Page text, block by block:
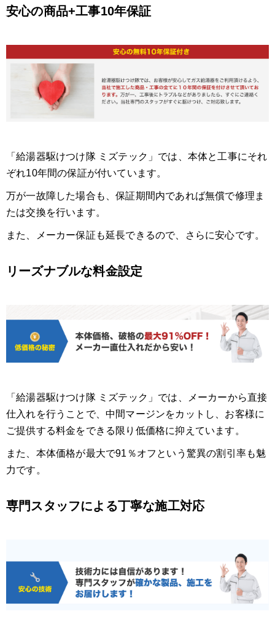
安心の商品+工事10年保証
「給湯器駆けつけ隊 ミズテック」では、本体と工事にそれ
ぞれ10年間の保証が付いています。
万が一故障した場合も、保証期間内であれば無償で修理ま
たは交換を行います。
また、メーカー保証も延長できるので、さらに安心です。
リーズナブルな料金設定
「給湯器駆けつけ隊 ミズテック」では、メーカーから直接
仕入れを行うことで、中間マージンをカットし、お客様に
ご提供する料金をできる限り低価格に抑えています。
また、本体価格が最大で91％オフという驚異の割引率も魅
力です。
専門スタッフによる丁寧な施工対応